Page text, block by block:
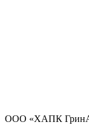
ООО «ХАПК